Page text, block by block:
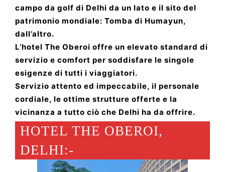
campo da golf di Delhi da un lato e il sito del
patrimonio mondiale: Tomba di Humayun,
dall’altro.
L’hotel The Oberoi offre un elevato standard di
servizio e comfort per soddisfare le singole
esigenze di tutti i viaggiatori.
Servizio attento ed impeccabile, il personale
cordiale, le ottime strutture offerte e la
vicinanza a tutto ciò che Delhi ha da offrire.
HOTEL THE OBEROI,
DELHI:-